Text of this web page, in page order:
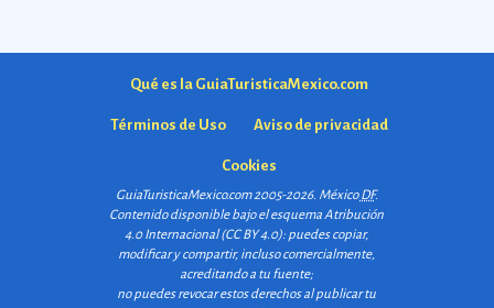
Qué es la GuiaTuristicaMexico.com
Términos de Uso Aviso de privacidad
Cookies
GuiaTuristicaMexico.com 2005-2026. MéxicoDF.
Contenido disponible bajo el esquemaAtribución
4.0 Internacional (CC BY 4.0): puedes copiar,
modificar y compartir, incluso comercialmente,
acreditando a tu fuente;
no puedes revocar estos derechos al publicar tu